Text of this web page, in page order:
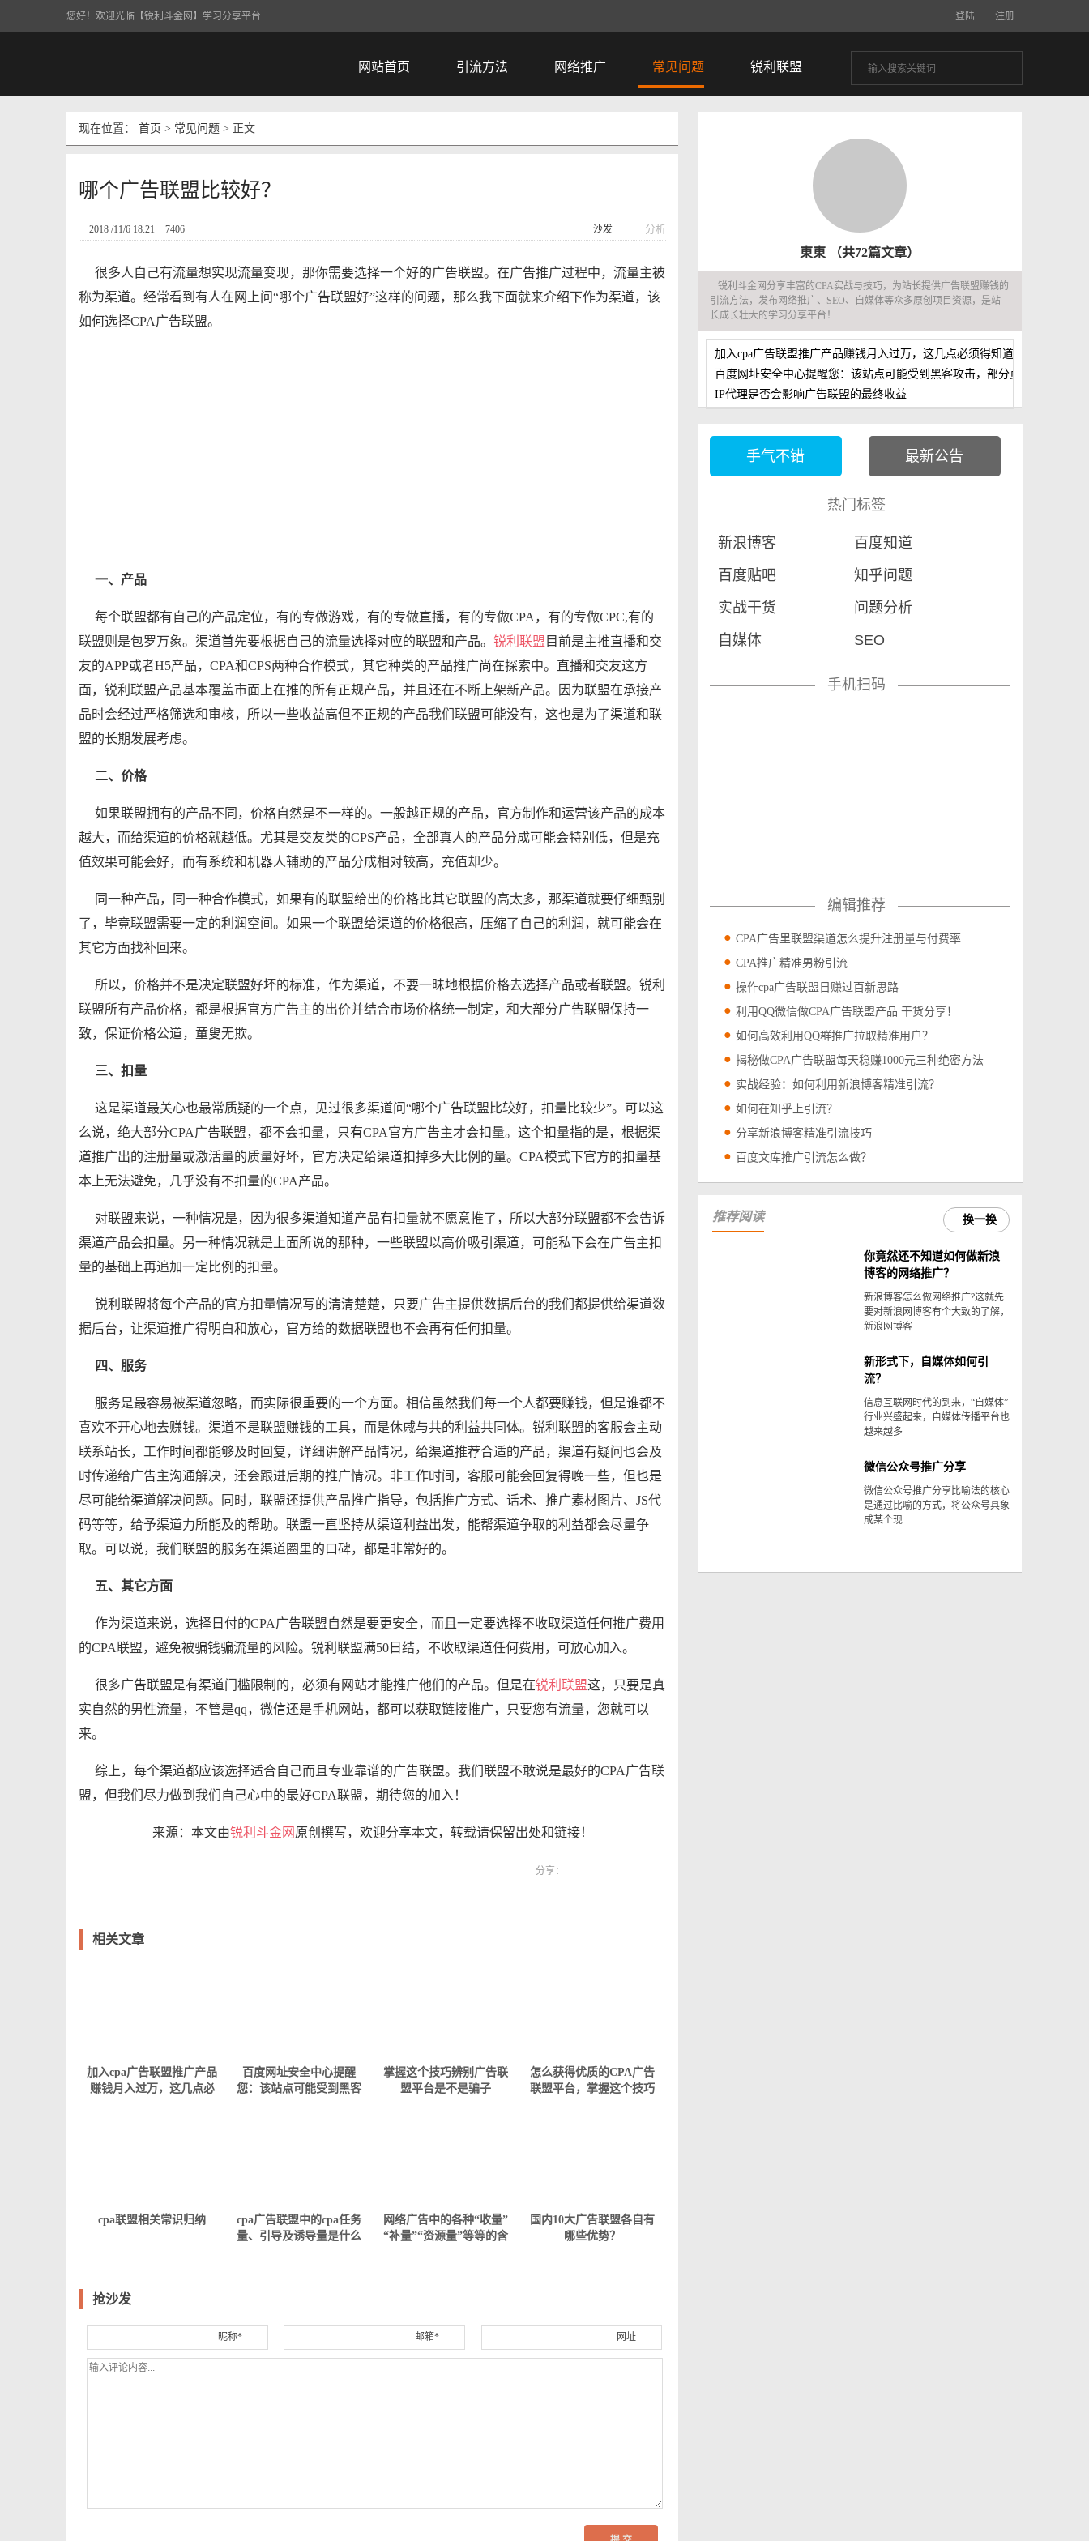
您好！欢迎光临【锐利斗金网】学习分享平台 登陆 注册
网站首页 引流方法 网络推广 常见问题 锐利联盟
现在位置： 首页 > 常见问题 > 正文
哪个广告联盟比较好？
分析
2018 /11/6 18:21 7406 沙发
很多人自己有流量想实现流量变现，那你需要选择一个好的广告联盟。在广告推广过程中，流量主被
称为渠道。经常看到有人在网上问“哪个广告联盟好”这样的问题，那么我下面就来介绍下作为渠道，该
如何选择CPA广告联盟。
一、产品
每个联盟都有自己的产品定位，有的专做游戏，有的专做直播，有的专做CPA，有的专做CPC,有的
联盟则是包罗万象。渠道首先要根据自己的流量选择对应的联盟和产品。 锐利联盟 目前是主推直播和交
友的APP或者H5产品，CPA和CPS两种合作模式，其它种类的产品推广尚在探索中。直播和交友这方
面，锐利联盟产品基本覆盖市面上在推的所有正规产品，并且还在不断上架新产品。因为联盟在承接产
品时会经过严格筛选和审核，所以一些收益高但不正规的产品我们联盟可能没有，这也是为了渠道和联
盟的长期发展考虑。
二、价格
如果联盟拥有的产品不同，价格自然是不一样的。一般越正规的产品，官方制作和运营该产品的成本
越大，而给渠道的价格就越低。尤其是交友类的CPS产品，全部真人的产品分成可能会特别低，但是充
值效果可能会好，而有系统和机器人辅助的产品分成相对较高，充值却少。
同一种产品，同一种合作模式，如果有的联盟给出的价格比其它联盟的高太多，那渠道就要仔细甄别
了，毕竟联盟需要一定的利润空间。如果一个联盟给渠道的价格很高，压缩了自己的利润，就可能会在
其它方面找补回来。
所以，价格并不是决定联盟好坏的标准，作为渠道，不要一昧地根据价格去选择产品或者联盟。锐利
联盟所有产品价格，都是根据官方广告主的出价并结合市场价格统一制定，和大部分广告联盟保持一
致，保证价格公道，童叟无欺。
三、扣量
这是渠道最关心也最常质疑的一个点，见过很多渠道问“哪个广告联盟比较好，扣量比较少”。可以这
么说，绝大部分CPA广告联盟，都不会扣量，只有CPA官方广告主才会扣量。这个扣量指的是，根据渠
道推广出的注册量或激活量的质量好坏，官方决定给渠道扣掉多大比例的量。CPA模式下官方的扣量基
本上无法避免，几乎没有不扣量的CPA产品。
对联盟来说，一种情况是，因为很多渠道知道产品有扣量就不愿意推了，所以大部分联盟都不会告诉
渠道产品会扣量。另一种情况就是上面所说的那种，一些联盟以高价吸引渠道，可能私下会在广告主扣
量的基础上再追加一定比例的扣量。
锐利联盟将每个产品的官方扣量情况写的清清楚楚，只要广告主提供数据后台的我们都提供给渠道数
据后台，让渠道推广得明白和放心，官方给的数据联盟也不会再有任何扣量。
四、服务
服务是最容易被渠道忽略，而实际很重要的一个方面。相信虽然我们每一个人都要赚钱，但是谁都不
喜欢不开心地去赚钱。渠道不是联盟赚钱的工具，而是休戚与共的利益共同体。锐利联盟的客服会主动
联系站长，工作时间都能够及时回复，详细讲解产品情况，给渠道推荐合适的产品，渠道有疑问也会及
时传递给广告主沟通解决，还会跟进后期的推广情况。非工作时间，客服可能会回复得晚一些，但也是
尽可能给渠道解决问题。同时，联盟还提供产品推广指导，包括推广方式、话术、推广素材图片、JS代
码等等，给予渠道力所能及的帮助。联盟一直坚持从渠道利益出发，能帮渠道争取的利益都会尽量争
取。可以说，我们联盟的服务在渠道圈里的口碑，都是非常好的。
五、其它方面
作为渠道来说，选择日付的CPA广告联盟自然是要更安全，而且一定要选择不收取渠道任何推广费用
的CPA联盟，避免被骗钱骗流量的风险。锐利联盟满50日结，不收取渠道任何费用，可放心加入。
很多广告联盟是有渠道门槛限制的，必须有网站才能推广他们的产品。但是在锐利联盟这，只要是真
实自然的男性流量，不管是qq，微信还是手机网站，都可以获取链接推广，只要您有流量，您就可以
来。
综上，每个渠道都应该选择适合自己而且专业靠谱的广告联盟。我们联盟不敢说是最好的CPA广告联
盟，但我们尽力做到我们自己心中的最好CPA联盟，期待您的加入！
来源：本文由锐利斗金网 原创撰写，欢迎分享本文，转载请保留出处和链接！
分享：
相关文章
加入cpa广告联盟推广产品
赚钱月入过万，这几点必
百度网址安全中心提醒
您：该站点可能受到黑客
掌握这个技巧辨别广告联
盟平台是不是骗子
怎么获得优质的CPA广告
联盟平台，掌握这个技巧
cpa联盟相关常识归纳
cpa广告联盟中的cpa任务
量、引导及诱导量是什么
网络广告中的各种“收量”
“补量”“资源量”等等的含
国内10大广告联盟各自有
哪些优势？
抢沙发
昵称* 邮箱* 网址
東東 （共72篇文章）
锐利斗金网分享丰富的CPA实战与技巧，为站长提供广告联盟赚钱
的引流方法，发布网络推广、SEO、自媒体等众多原创项目资源，是
站长成长壮大的学习分享平台！
加入cpa广告联盟推广产品赚钱月入过万，这几点必须得知道！
百度网址安全中心提醒您：该站点可能受到黑客攻击，部分页面已被非法
IP代理是否会影响广告联盟的最终收益
手气不错 最新公告
热门标签
新浪博客
百度知道
百度贴吧
知乎问题
实战干货
问题分析
自媒体
SEO
手机扫码
编辑推荐
CPA广告里联盟渠道怎么提升注册量与付费率
CPA推广精准男粉引流
操作cpa广告联盟日赚过百新思路
利用QQ微信做CPA广告联盟产品 干货分享！
如何高效利用QQ群推广拉取精准用户？
揭秘做CPA广告联盟每天稳赚1000元三种绝密方法
实战经验：如何利用新浪博客精准引流？
如何在知乎上引流？
分享新浪博客精准引流技巧
百度文库推广引流怎么做？
推荐阅读 换一换
你竟然还不知道如何做新浪
博客的网络推广？
新浪博客怎么做网络推广?这就先
要对新浪网博客有个大致的了解，
新浪网博客
新形式下，自媒体如何引
流？
信息互联网时代的到来，“自媒体”
行业兴盛起来，自媒体传播平台也
越来越多
微信公众号推广​分享
微信公众号推广​分享比喻法的核心
是通过比喻的方式，将公众号具象
成某个现